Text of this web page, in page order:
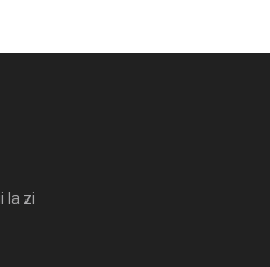
la zi